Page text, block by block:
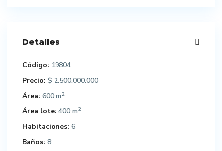
Detalles
Código: 19804
Precio: $ 2.500.000.000
Área: 600 m2
Área lote: 400 m2
Habitaciones: 6
Baños: 8